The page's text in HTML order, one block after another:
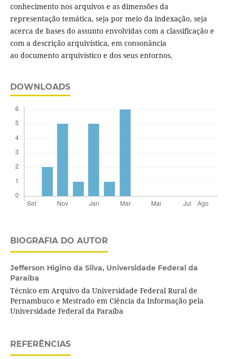
conhecimento nos arquivos e as dimensões da
representação temática, seja por meio da indexação, seja
acerca de bases do assunto envolvidas com a classificação e
com a descrição arquivística, em consonância
ao documento arquivístico e dos seus entornos.
DOWNLOADS
BIOGRAFIA DO AUTOR
Jefferson Higino da Silva, Universidade Federal da
Paraíba
Técnico em Arquivo da Universidade Federal Rural de
Pernambuco e Mestrado em Ciência da Informação pela
Universidade Federal da Paraíba
REFERÊNCIAS